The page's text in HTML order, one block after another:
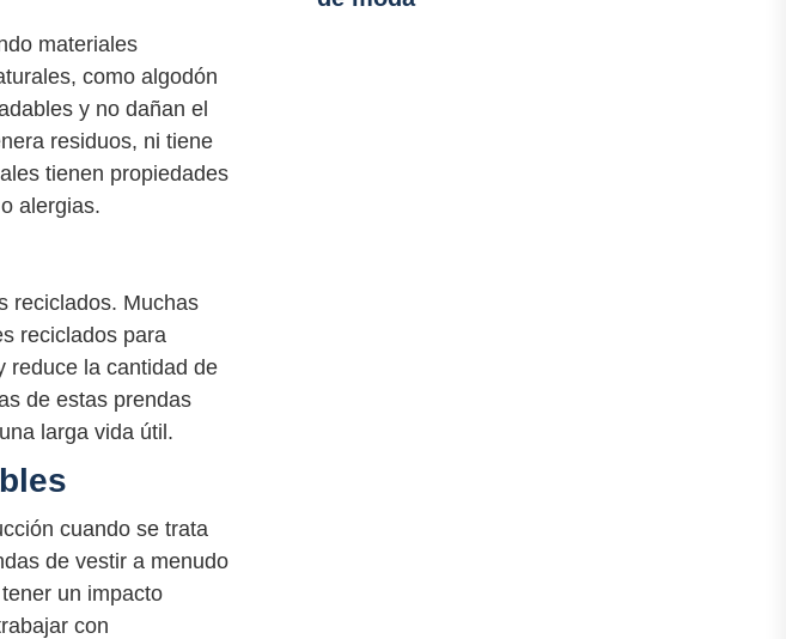
materiales
como algodón
y no dañan el
residuos, ni tiene
tienen propiedades
alergias.
reciclados. Muchas
reciclados para
reduce la cantidad de
de estas prendas
larga vida útil.
cuando se trata
de vestir a menudo
un impacto
con